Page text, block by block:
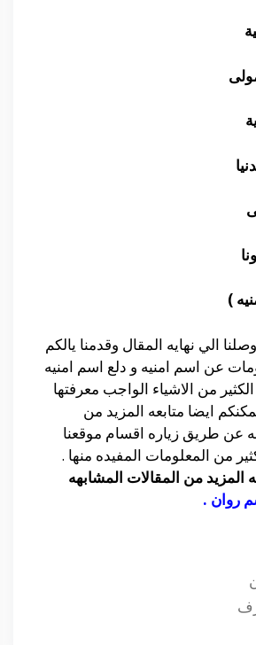
)
الي نهايه المقال وقدمنا يالكم
عن اسم امنيه و دلع اسم امنيه
من الاشياء الواجب معرفتها
ايضا متابعه المزيد من
عن طريق زياره اقسام موقعنا
من المعلومات المفيده منها .
المزيد من المقالات المشابهه
روان .